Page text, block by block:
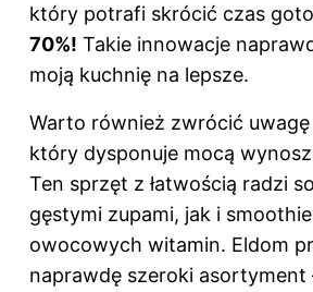
który potrafi skrócić czas
70%! Takie innowacje
moją kuchnię na lepsze.
Warto również zwrócić uwagę
który dysponuje mocą
Ten sprzęt z łatwością radzi
gęstymi zupami, jak i smoothie
owocowych witamin. Eldom
naprawdę szeroki